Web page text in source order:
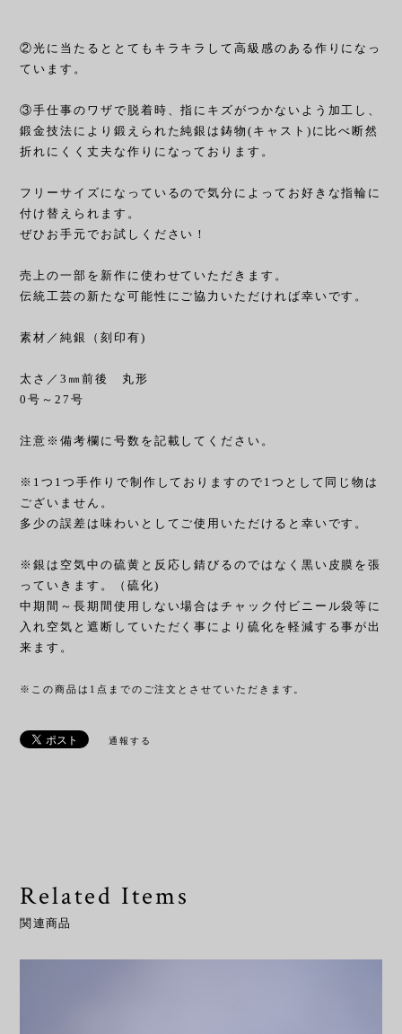
②光に当たるととてもキラキラして高級感のある作りになっ
ています。
③手仕事のワザで脱着時、指にキズがつかないよう加工し、
鍛金技法により鍛えられた純銀は鋳物(キャスト)に比べ断然
折れにくく丈夫な作りになっております。
フリーサイズになっているので気分によってお好きな指輪に
付け替えられます。
ぜひお手元でお試しください！
売上の一部を新作に使わせていただきます。
伝統工芸の新たな可能性にご協力いただければ幸いです。
素材／純銀（刻印有)
太さ／3㎜前後 丸形
0号～27号
注意※備考欄に号数を記載してください。
※1つ1つ手作りで制作しておりますので1つとして同じ物は
ございません。
多少の誤差は味わいとしてご使用いただけると幸いです。
※銀は空気中の硫黄と反応し錆びるのではなく黒い皮膜を張
っていきます。（硫化)
中期間～長期間使用しない場合はチャック付ビニール袋等に
入れ空気と遮断していただく事により硫化を軽減する事が出
来ます。
※この商品は1点までのご注文とさせていただきます。
通報する
Related Items
関連商品